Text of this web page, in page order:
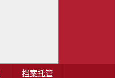
档案托管